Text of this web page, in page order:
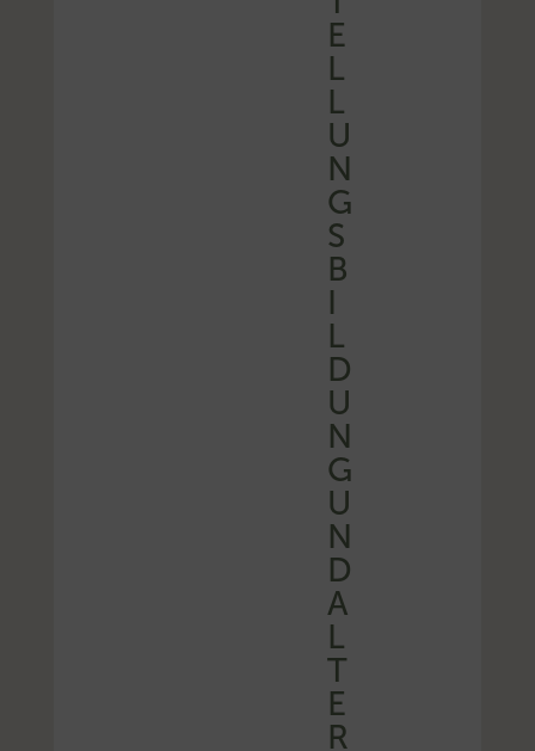
E
L
L
U
N
G
S
B
I
L
D
U
N
G
U
N
D
A
L
T
E
R